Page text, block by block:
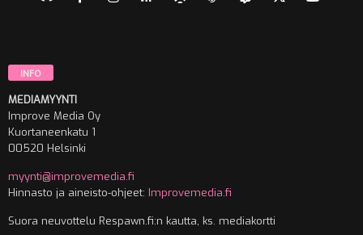
INFO
MEDIAMYYNTI
Improve Media Oy
Kuortaneenkatu 1
00520 Helsinki
myynti@improvemedia.fi
Hinnasto ja aineisto-ohjeet: Improvemedia.fi
Suora neuvottelu Respawn.fi:n kautta, ks. mediakortti